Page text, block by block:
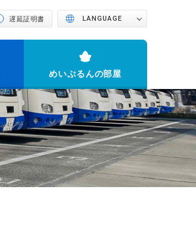
遅延証明書 LANGUAGE
めいぷるんの部屋